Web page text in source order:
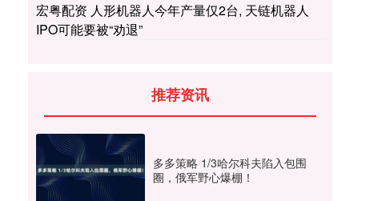
宏粤配资 人形机器人今年产量仅2台, 天链机器人
IPO可能要被“劝退”
推荐资讯
多多策略 1/3哈尔科夫陷入包围
圈，俄军野心爆棚！